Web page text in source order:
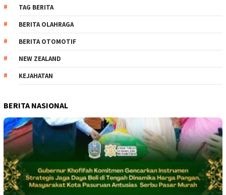
TAG BERITA
BERITA OLAHRAGA
BERITA OTOMOTIF
NEW ZEALAND
KEJAHATAN
BERITA NASIONAL